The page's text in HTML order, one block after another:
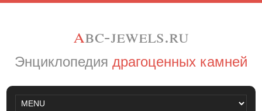
abc-jewels.ru
Энциклопедия драгоценных камней